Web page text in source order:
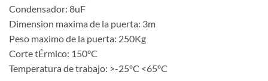
Condensador: 8uF
Dimension maxima de la puerta: 3m
Peso maximo de la puerta: 250Kg
Corte tÉrmico: 150ºC
Temperatura de trabajo: >-25ºC <65ºC